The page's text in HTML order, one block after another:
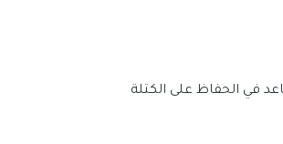
ذلك يساعد في الحفاظ على الكتلة